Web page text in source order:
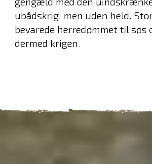
ubådskrig, men uden held.
bevarede herredømmet til søs
dermed krigen.